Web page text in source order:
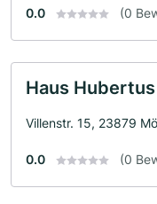
0.0 (0
Haus
Villenstr. 15, 23879
0.0 (0